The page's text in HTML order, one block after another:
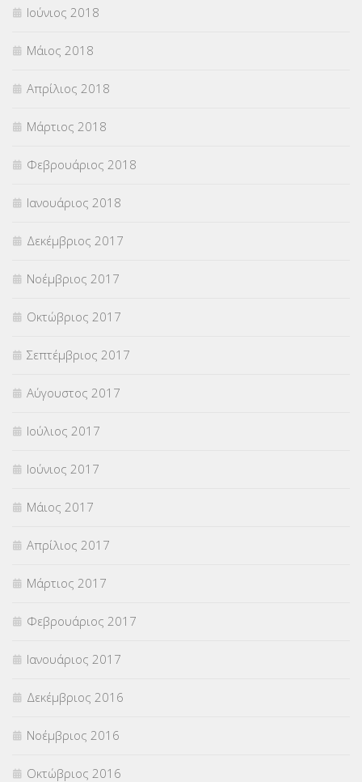
Ιούνιος 2018
Μάιος 2018
Απρίλιος 2018
Μάρτιος 2018
Φεβρουάριος 2018
Ιανουάριος 2018
Δεκέμβριος 2017
Νοέμβριος 2017
Οκτώβριος 2017
Σεπτέμβριος 2017
Αύγουστος 2017
Ιούλιος 2017
Ιούνιος 2017
Μάιος 2017
Απρίλιος 2017
Μάρτιος 2017
Φεβρουάριος 2017
Ιανουάριος 2017
Δεκέμβριος 2016
Νοέμβριος 2016
Οκτώβριος 2016